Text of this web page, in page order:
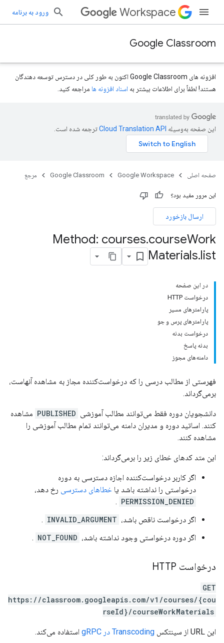
Workspace ورود به برنامه
Google Classroom
افزونه های Google Classroom اکنون به طور کلی در دسترس توسعه دهندگان
هستند! لطفاً برای اطلاعات بیشتر به اسناد افزونه ها مراجعه کنید.
این صفحه به‌وسیله ترجمه شده است.
صفحه اصلی Google Workspace
Google Classroom مرجع
این مرور مفید بود؟
ارسال بازخورد
Method: courses.courseWork
Materials.list
در این صفحه
درخواست HTTP
پارامترهای مسیر
پارامترهای پرس و جو
درخواست بدنه
بدنه پاسخ
دامنه‌های مجوز
فهرستی از مطالب درسی را که درخواست‌کننده مجاز به مشاهده آنهاست،
برمی‌گرداند.
دانشجویان دوره فقط می‌توانند مطالب آموزشی PUBLISHED مشاهده
کنند. اساتید دوره و مدیران دامنه می‌توانند تمام مطالب آموزشی را
مشاهده کنند.
این متد کدهای خطای زیر را برمی‌گرداند:
اگر کاربر درخواست‌کننده اجازه دسترسی به دوره
درخواستی را نداشته باشد یا خطاهای دسترسی رخ دهد،
PERMISSION_DENIED
.
اگر درخواست ناقص باشد، INVALID_ARGUMENT
.
اگر دوره درخواستی وجود نداشته باشد، NOT_FOUND
.
درخواست HTTP
GET
https://classroom.googleapis.com/v1/courses/{cou
rseId}/courseWorkMaterials
این URL از سینتکس Transcoding در gRPC استفاده می‌کند.